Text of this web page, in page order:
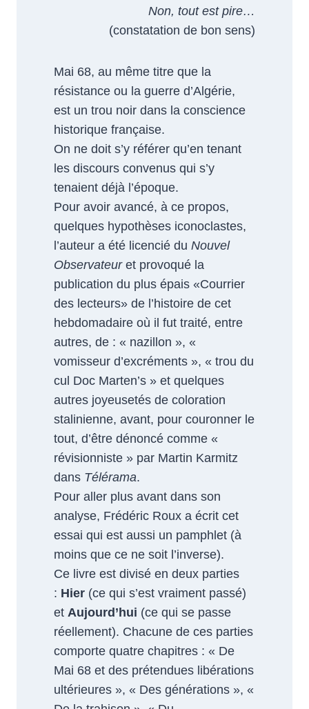
Non, tout est pire…
(constatation de bon sens)
Mai 68, au même titre que la
résistance ou la guerre d’Algérie,
est un trou noir dans la conscience
historique française.
On ne doit s’y référer qu’en tenant
les discours convenus qui s’y
tenaient déjà l’époque.
Pour avoir avancé, à ce propos,
quelques hypothèses iconoclastes,
l’auteur a été licencié du Nouvel
Observateuret provoqué la
publication du plus épais «Courrier
des lecteurs» de l’histoire de cet
hebdomadaire où il fut traité, entre
autres, de : « nazillon », «
vomisseur d’excréments », « trou du
cul Doc Marten’s » et quelques
autres joyeusetés de coloration
stalinienne, avant, pour couronner le
tout, d’être dénoncé comme «
révisionniste » par Martin Karmitz
dans Télérama.
Pour aller plus avant dans son
analyse, Frédéric Roux a écrit cet
essai qui est aussi un pamphlet (à
moins que ce ne soit l’inverse).
Ce livre est divisé en deux parties
: Hier (ce qui s’est vraiment passé)
etAujourd’hui (ce qui se passe
réellement). Chacune de ces parties
comporte quatre chapitres : « De
Mai 68 et des prétendues libérations
ultérieures », « Des générations », «